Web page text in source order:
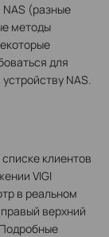
(разные
методы
для
NAS.
клиентов
VIGI
в реальном
верхний